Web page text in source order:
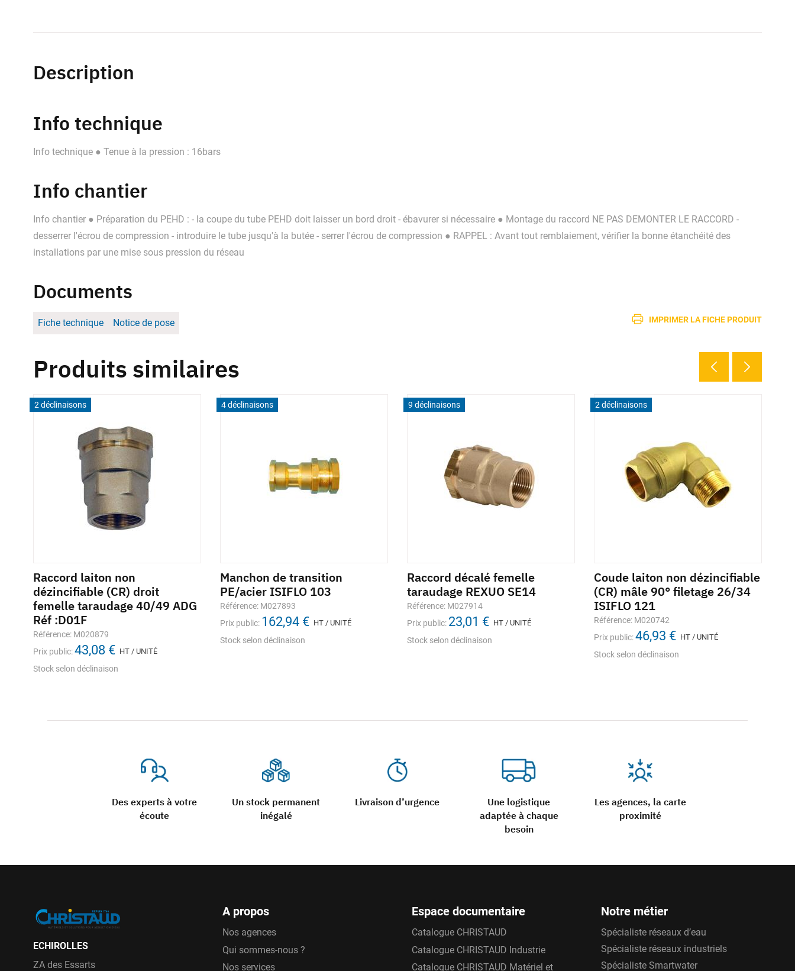
Description
Info technique
Info technique ● Tenue à la pression : 16bars
Info chantier
Info chantier ● Préparation du PEHD : - la coupe du tube PEHD doit laisser un bord droit - ébavurer si nécessaire ● Montage du raccord NE PAS DEMONTER LE RACCORD -
desserrer l'écrou de compression - introduire le tube jusqu'à la butée - serrer l'écrou de compression ● RAPPEL : Avant tout remblaiement, vérifier la bonne étanchéité des
installations par une mise sous pression du réseau
Documents
Fiche technique Notice de pose IMPRIMER LA FICHE PRODUIT
Des experts à votre
écoute
Un stock permanent
inégalé
Livraison d’urgence
Une logistique
adaptée à chaque
besoin
Les agences, la carte
proximité
Produits similaires
2 déclinaisons
Raccord laiton non
dézincifiable (CR) droit
femelle taraudage 40/49 ADG
Réf :D01F
Référence: M020879
Prix public:43,08 € HT / UNITÉ
Stock selon déclinaison
4 déclinaisons
Manchon de transition
PE/acier ISIFLO 103
Référence: M027893
Prix public: 162,94 € HT / UNITÉ
Stock selon déclinaison
9 déclinaisons
Raccord décalé femelle
taraudage REXUO SE14
Référence: M027914
Prix public: 23,01 € HT / UNITÉ
Stock selon déclinaison
2 déclinaisons
Coude laiton non dézincifiable
(CR) mâle 90° filetage 26/34
ISIFLO 121
Référence: M020742
Prix public:46,93 € HT / UNITÉ
Stock selon déclinaison
ECHIROLLES
ZA des Essarts
A propos
Nos agences
Qui sommes-nous ?
Nos services
Espace documentaire
Catalogue CHRISTAUD
Catalogue CHRISTAUD Industrie
Catalogue CHRISTAUD Matériel et
Notre métier
Spécialiste réseaux d’eau
Spécialiste réseaux industriels
Spécialiste Smartwater